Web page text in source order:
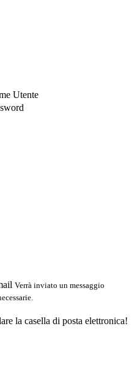
Utente
Verrà inviato un messaggio
la casella di posta elettronica!